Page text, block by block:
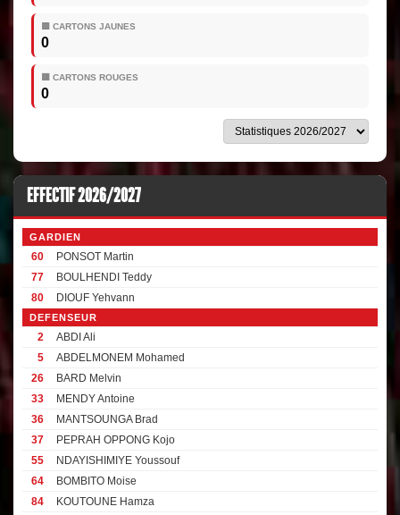
🟨 CARTONS JAUNES
0
🟥 CARTONS ROUGES
0
EFFECTIF 2026/2027
GARDIEN
60
PONSOT Martin
77
BOULHENDI Teddy
80
DIOUF Yehvann
DEFENSEUR
2
ABDI Ali
5
ABDELMONEM Mohamed
26
BARD Melvin
33
MENDY Antoine
36
MANTSOUNGA Brad
37
PEPRAH OPPONG Kojo
55
NDAYISHIMIYE Youssouf
64
BOMBITO Moise
84
KOUTOUNE Hamza